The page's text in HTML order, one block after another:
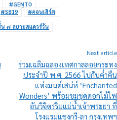
#GENTO
#SB19
#คอนเสิร์ต
๗ สยามสแควร์วัน
Next article
ร่วมเฉลิมฉลองเทศกาลลอยกระทง
ประจำปี พ.ศ. 2566 ไปกับค่ำคืน
แห่งมนต์เสน่ห์ ‘Enchanted
Wonders’ พร้อมชมชุดดอกไม้ไฟ
อันวิจิตรริมแม่น้ำเจ้าพระยา ที่
โรงแรมแชงกรี-ลา กรุงเทพฯ